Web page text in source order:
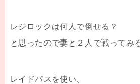
レジロックは何人で倒せる？
と思ったので妻と２人で戦ってみ
レイドパスを使い、